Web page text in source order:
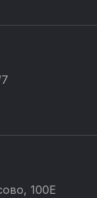
100Е